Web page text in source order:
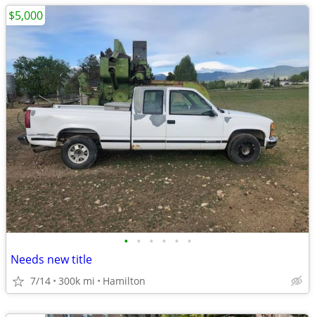
• • • • • •
Needs new title
7/14 300k mi Hamilton
$5,000